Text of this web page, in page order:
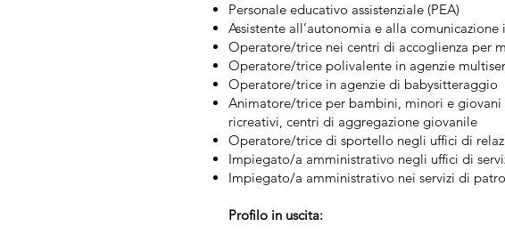
Personale educativo assistenziale (PEA)
Assistente all’autonomia e alla
Operatore/trice nei centri di accoglienza per
Operatore/trice polivalente in agenzie
Operatore/trice in agenzie di babysitteraggio
Animatore/trice per bambini, minori e
ricreativi, centri di aggregazione giovanile
Operatore/trice di sportello negli uffici di
Impiegato/a amministrativo negli uffici di
Impiegato/a amministrativo nei servizi di
Profilo in uscita: